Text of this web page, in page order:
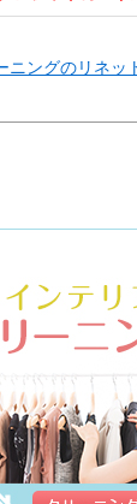
ニングのリネッ